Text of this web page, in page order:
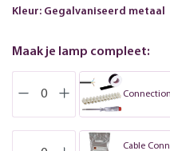
Kleur: Gegalvaniseerd metaal
Maak je lamp compleet:
Cable